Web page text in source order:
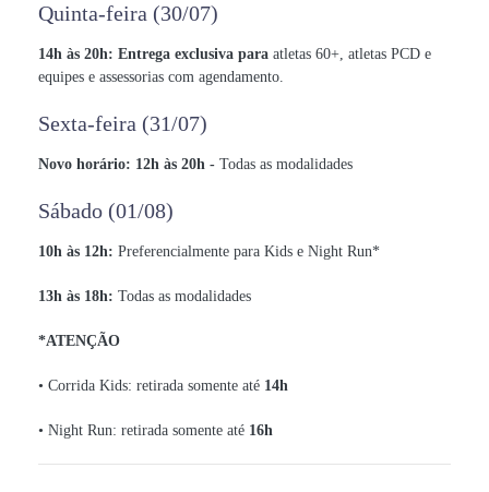
Quinta-feira (30/07)
14h às 20h: Entrega exclusiva para atletas 60+, atletas PCD e
equipes e assessorias com agendamento.
Sexta-feira (31/07)
Novo horário: 12h às 20h - Todas as modalidades
Sábado (01/08)
10h às 12h: Preferencialmente para Kids e Night Run*
13h às 18h: Todas as modalidades
*ATENÇÃO
• Corrida Kids: retirada somente até 14h
• Night Run: retirada somente até 16h